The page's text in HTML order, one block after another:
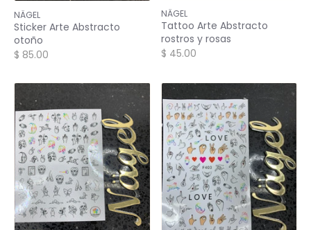
NÄGEL
Sticker Arte Abstracto
otoño
$ 85.00
NÄGEL
Tattoo Arte Abstracto
rostros y rosas
$ 45.00